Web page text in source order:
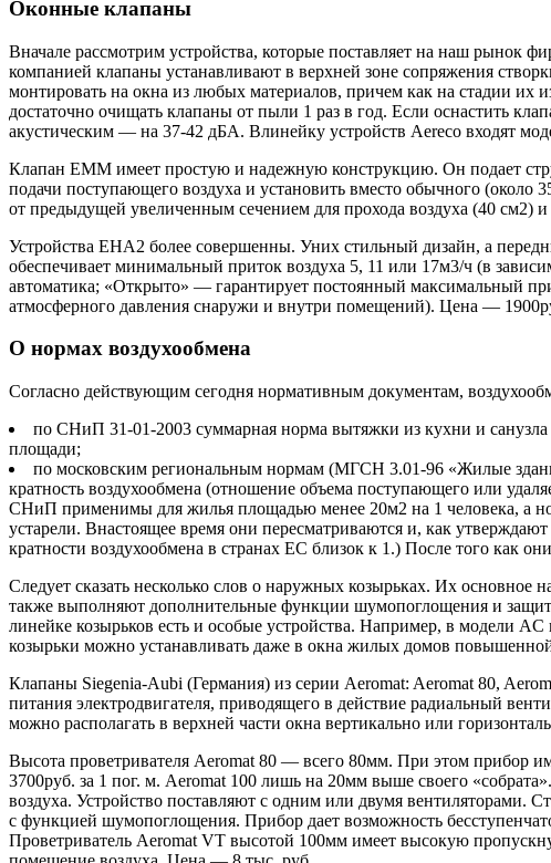
Оконные клапаны
Вначале рассмотрим устройства, которые поставляет на наш рынок
компанией клапаны устанавливают в верхней зоне сопряжения
монтировать на окна из любых материалов, причем как на стадии их
достаточно очищать клапаны от пыли 1 раз в год. Если оснастить
акустическим — на 37-42 дБА. Влинейку устройств Aereco входят
Клапан EMM имеет простую и надежную конструкцию. Он подает
подачи поступающего воздуха и установить вместо обычного
от предыдущей увеличенным сечением для прохода воздуха (40
Устройства EHA2 более совершенны. Уних стильный дизайн, а
обеспечивает минимальный приток воздуха 5, 11 или 17м3/ч (в
автоматика; «Открыто» — гарантирует постоянный максимальный
атмосферного давления снаружи и внутри помещений). Цена —
О нормах воздухообмена
Согласно действующим сегодня нормативным документам,
по СНиП 31-01-2003 суммарная норма вытяжки из кухни и
площади;
по московским региональным нормам (МГСН 3.01-96 «Жилые
кратность воздухообмена (отношение объема поступающего или
СНиП применимы для жилья площадью менее 20м2 на 1 человека, а
устарели. Внастоящее время они пересматриваются и, как
кратности воздухообмена в странах ЕС близок к 1.) После того как
Следует сказать несколько слов о наружных козырьках. Их
также выполняют дополнительные функции шумопоглощения и
линейке козырьков есть и особые устройства. Например, в модели
козырьки можно устанавливать даже в окна жилых домов
Клапаны Siegenia-Aubi (Германия) из серии Aeromat: Aeromat 80,
питания электродвигателя, приводящего в действие радиальный
можно располагать в верхней части окна вертикально или
Высота проветривателя Aeromat 80 — всего 80мм. При этом
3700руб. за 1 пог. м. Aeromat 100 лишь на 20мм выше своего
воздуха. Устройство поставляют с одним или двумя
с функцией шумопоглощения. Прибор дает возможность
Проветриватель Aeromat VT высотой 100мм имеет высокую